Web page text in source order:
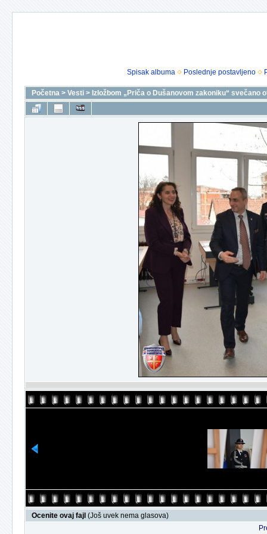
Spisak albuma Poslednje postavljeno
Početna > Vesti > Izložbom „Priča o Dušanovom zakoniku“
Ocenite ovaj fajl (Još uvek nema glasova)